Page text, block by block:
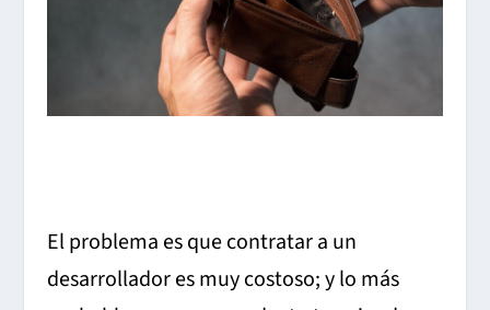
El problema es que contratar a un
desarrollador es muy costoso; y lo más